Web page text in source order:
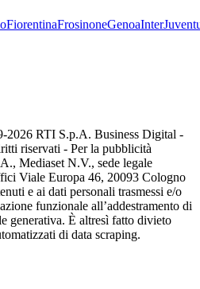
FiorentinaFrosinoneGenoaInter
2026 RTI S.p.A. Business Digital -
riservati - Per la pubblicità
Mediaset N.V., sede legale
Viale Europa 46, 20093 Cologno
e ai dati personali trasmessi e/o
funzionale all’addestramento di
generativa. È altresì fatto divieto
di data scraping.